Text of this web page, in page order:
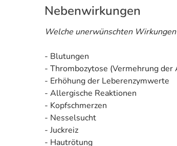
Nebenwirkungen
Welche unerwünschten
- Blutungen
- Thrombozytose (Vermehrung
- Erhöhung der Leberenzymwerte
- Allergische Reaktionen
- Kopfschmerzen
- Nesselsucht
- Juckreiz
- Hautrötung